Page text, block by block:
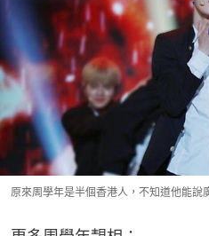
原來周學年是半個香港人，不知道他能說